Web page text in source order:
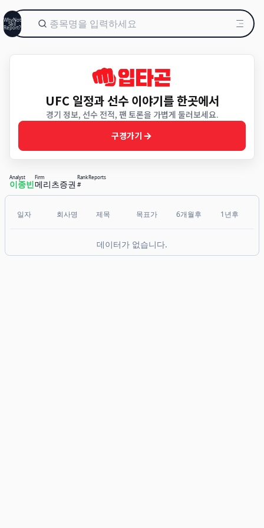
WhyNot
Sell
Report?
UFC 일정과 선수 이야기를 한곳에서
경기 정보, 선수 전적, 팬 토론을 가볍게 둘러보세요.
구경가기
Analyst
이종빈
Firm
메리츠증권
Rank
#
Reports
데이터가 없습니다.
일자 회사명 제목 목표가 6개월후 1년후